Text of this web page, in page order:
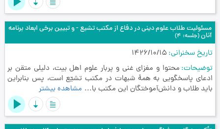
مسئولیت طلاب علوم دینی در دفاع از مکتب تشیع - و تبیین برخی ابعاد برنامه
آنان(جلسه: 4)
تاریخ سخنرانی 1426/10/15
توضیحات محتوا و مغزای غنی‌ و پربار علوم اهل بیت، دلیلی متقن بر
ادعای پاسخگویی به همۀ شبهات در مکتب تشیّع است، پس بنابراین
باید طلاب و دانش‌آموختگان این مکتب با... مشاهده بیشتر